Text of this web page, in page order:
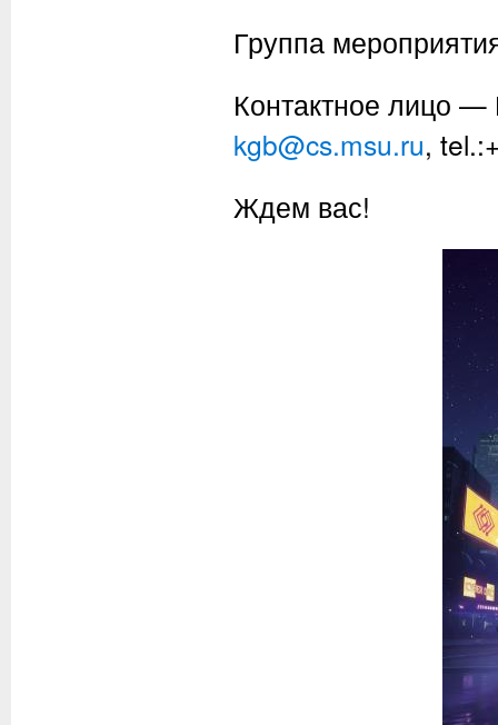
Группа
Контактное лицо —
kgb@cs.msu.ru,
Ждем вас!